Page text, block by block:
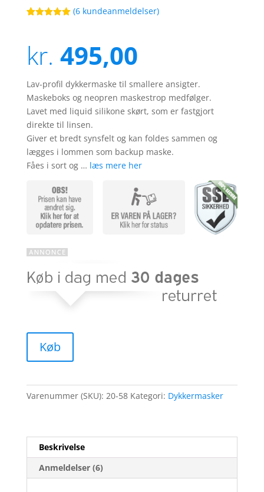
baseret på
kundebedøm
melser
(6 kundeanmeldelser)
kr. 495,00
Lav-profil dykkermaske til smallere ansigter.
Maskeboks og neopren maskestrop medfølger.
Lavet med liquid silikone skørt, som er fastgjort
direkte til linsen.
Giver et bredt synsfelt og kan foldes sammen og
lægges i lommen som backup maske.
Fåes i sort og … læs mere her
Køb
Varenummer (SKU): 20-58 Kategori: Dykkermasker
Beskrivelse
Anmeldelser (6)